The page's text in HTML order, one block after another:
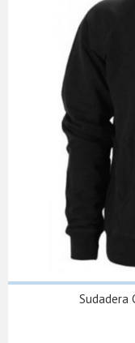
Sudadera